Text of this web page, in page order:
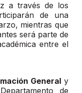
a través de los
de una
mientras que
será parte de
entre el
Generaly
de